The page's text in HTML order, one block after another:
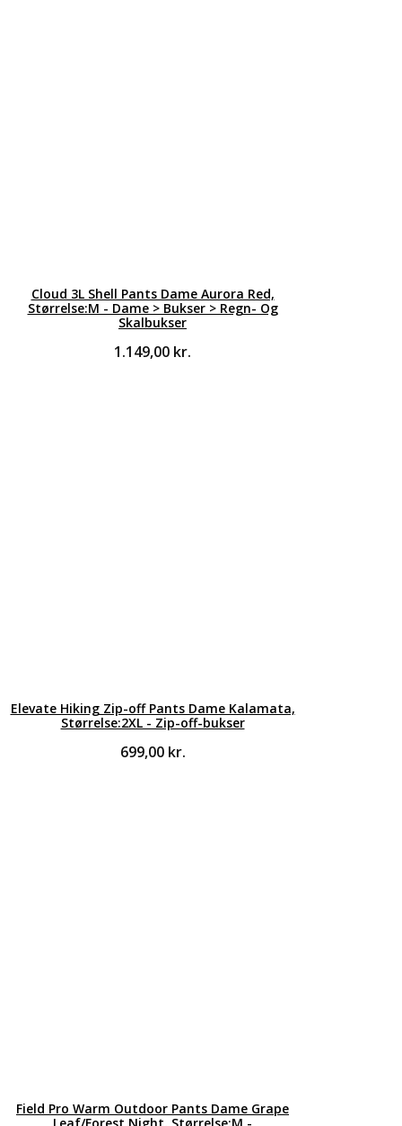
Cloud 3L Shell Pants Dame Aurora Red,
Størrelse:M - Dame > Bukser > Regn- Og
Skalbukser
1.149,00 kr.
Elevate Hiking Zip-off Pants Dame Kalamata,
Størrelse:2XL - Zip-off-bukser
699,00 kr.
Field Pro Warm Outdoor Pants Dame Grape
Leaf/Forest Night, Størrelse:M -